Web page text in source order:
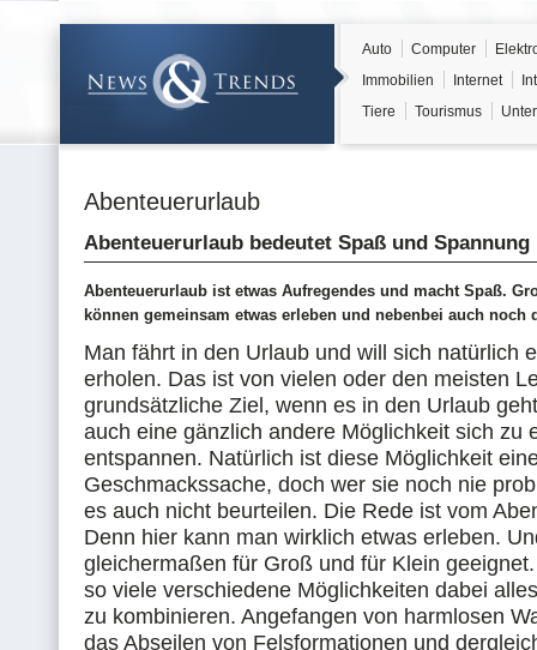
Auto Computer
Immobilien
Internet
Tiere
Tourismus
Abenteuerurlaub
Abenteuerurlaub bedeutet Spaß und Spannung
Abenteuerurlaub ist etwas Aufregendes und macht Spaß.
können gemeinsam etwas erleben und nebenbei auch noch
Man fährt in den Urlaub und will sich natürlich
erholen. Das ist von vielen oder den meisten
grundsätzliche Ziel, wenn es in den Urlaub
auch eine gänzlich andere Möglichkeit sich zu
entspannen. Natürlich ist diese Möglichkeit
Geschmackssache, doch wer sie noch nie
es auch nicht beurteilen. Die Rede ist vom
Denn hier kann man wirklich etwas erleben.
gleichermaßen für Groß und für Klein
so viele verschiedene Möglichkeiten dabei
zu kombinieren. Angefangen von harmlosen
das Abseilen von Felsformationen und